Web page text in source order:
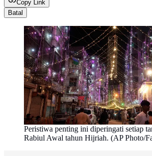
Copy Link
Batal
Peristiwa penting ini diperingati setiap
Rabiul Awal tahun Hijriah. (AP Photo/